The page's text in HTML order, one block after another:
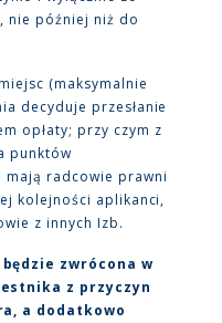
nie później niż do
(maksymalnie
decyduje przesłanie
opłaty; przy czym z
punktów
mają radcowie prawni
kolejności aplikanci,
z innych Izb.
zwrócona w
z przyczyn
a dodatkowo